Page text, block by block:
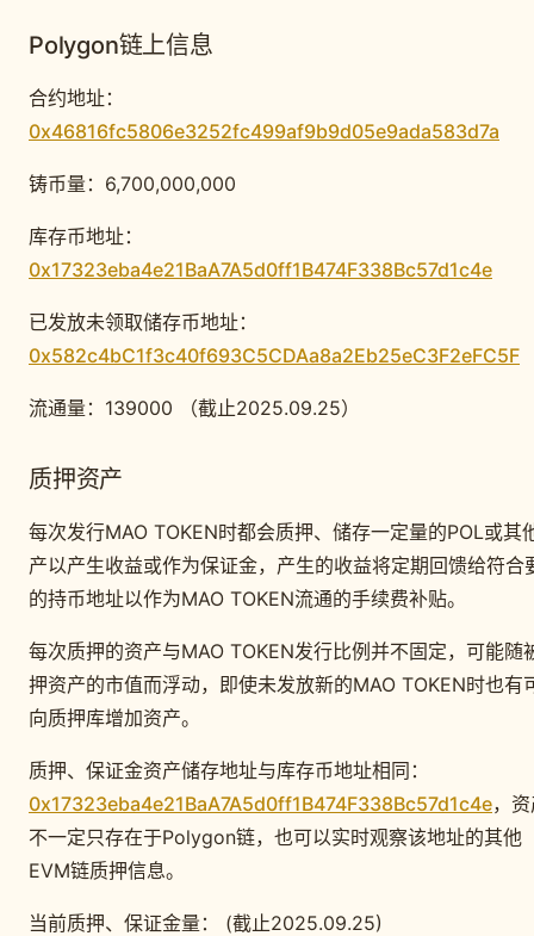
Polygon链上信息
合约地址：
0x46816fc5806e3252fc499af9b9d05e9ada583d7a
铸币量：6,700,000,000
库存币地址：
0x17323eba4e21BaA7A5d0ff1B474F338Bc57d1c4e
已发放未领取储存币地址：
0x582c4bC1f3c40f693C5CDAa8a2Eb25eC3F2eFC5F
流通量：139000 （截止2025.09.25）
质押资产
每次发行MAO TOKEN时都会质押、储存一定量的POL或其
产以产生收益或作为保证金，产生的收益将定期回馈给符合
的持币地址以作为MAO TOKEN流通的手续费补贴。
每次质押的资产与MAO TOKEN发行比例并不固定，可能随
押资产的市值而浮动，即使未发放新的MAO TOKEN时也有
向质押库增加资产。
质押、保证金资产储存地址与库存币地址相同：
0x17323eba4e21BaA7A5d0ff1B474F338Bc57d1c4e，
不一定只存在于Polygon链，也可以实时观察该地址的其他
EVM链质押信息。
当前质押、保证金量： (截止2025.09.25)